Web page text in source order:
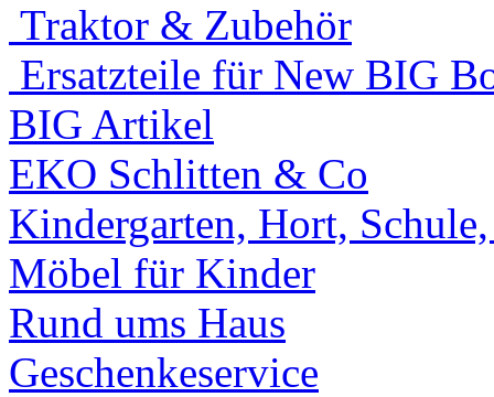
Traktor & Zubehör
Ersatzteile für New BIG
BIG Artikel
EKO Schlitten & Co
Kindergarten, Hort,
Möbel für Kinder
Rund ums Haus
Geschenkeservice